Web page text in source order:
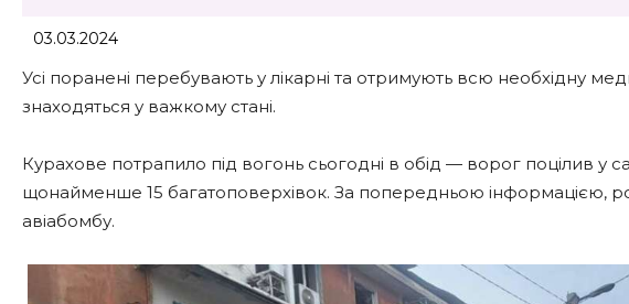
03.03.2024
Усі поранені перебувають у лікарні та отримують всю необхідну
знаходяться у важкому стані.
Курахове потрапило під вогонь сьогодні в обід — ворог поцілив у
щонайменше 15 багатоповерхівок. За попередньою інформацією,
авіабомбу.